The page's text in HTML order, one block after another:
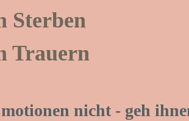
Sterben
Trauern
nicht - geh